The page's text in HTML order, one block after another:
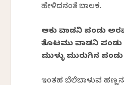
ಹೇಳಿದನಂತೆ ಬಾಲಕ.
ಆಕು ವಾಡನಿ ಪಂಡು
ತೊಟಮು ವಾಡನಿ ಪಂಡು
ಮುಳ್ಳು ಮುರುಗಿನ
ಇಂತಹ ಬೆಲೆಬಾಳುವ